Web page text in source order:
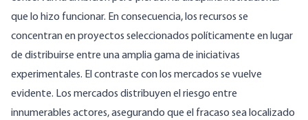
que lo hizo funcionar. En consecuencia, los recursos se
concentran en proyectos seleccionados políticamente en lugar
de distribuirse entre una amplia gama de iniciativas
experimentales. El contraste con los mercados se vuelve
evidente. Los mercados distribuyen el riesgo entre
innumerables actores, asegurando que el fracaso sea localizado